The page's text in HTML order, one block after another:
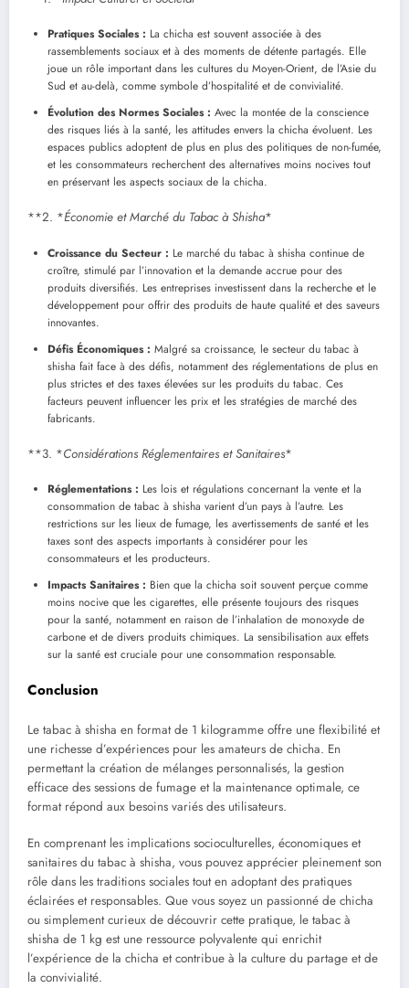
Pratiques Sociales : La chicha est souvent associée à des
rassemblements sociaux et à des moments de détente partagés. Elle
joue un rôle important dans les cultures du Moyen-Orient, de l’Asie du
Sud et au-delà, comme symbole d’hospitalité et de convivialité.
Évolution des Normes Sociales : Avec la montée de la conscience
des risques liés à la santé, les attitudes envers la chicha évoluent. Les
espaces publics adoptent de plus en plus des politiques de non-fumée,
et les consommateurs recherchent des alternatives moins nocives tout
en préservant les aspects sociaux de la chicha.
**2. *Économie et Marché du Tabac à Shisha*
Croissance du Secteur : Le marché du tabac à shisha continue de
croître, stimulé par l’innovation et la demande accrue pour des
produits diversifiés. Les entreprises investissent dans la recherche et le
développement pour offrir des produits de haute qualité et des saveurs
innovantes.
Défis Économiques : Malgré sa croissance, le secteur du tabac à
shisha fait face à des défis, notamment des réglementations de plus en
plus strictes et des taxes élevées sur les produits du tabac. Ces
facteurs peuvent influencer les prix et les stratégies de marché des
fabricants.
**3. *Considérations Réglementaires et Sanitaires*
Réglementations : Les lois et régulations concernant la vente et la
consommation de tabac à shisha varient d’un pays à l’autre. Les
restrictions sur les lieux de fumage, les avertissements de santé et les
taxes sont des aspects importants à considérer pour les
consommateurs et les producteurs.
Impacts Sanitaires : Bien que la chicha soit souvent perçue comme
moins nocive que les cigarettes, elle présente toujours des risques
pour la santé, notamment en raison de l’inhalation de monoxyde de
carbone et de divers produits chimiques. La sensibilisation aux effets
sur la santé est cruciale pour une consommation responsable.
Conclusion
Le tabac à shisha en format de 1 kilogramme offre une flexibilité et
une richesse d’expériences pour les amateurs de chicha. En
permettant la création de mélanges personnalisés, la gestion
efficace des sessions de fumage et la maintenance optimale, ce
format répond aux besoins variés des utilisateurs.
En comprenant les implications socioculturelles, économiques et
sanitaires du tabac à shisha, vous pouvez apprécier pleinement son
rôle dans les traditions sociales tout en adoptant des pratiques
éclairées et responsables. Que vous soyez un passionné de chicha
ou simplement curieux de découvrir cette pratique, le tabac à
shisha de 1 kg est une ressource polyvalente qui enrichit
l’expérience de la chicha et contribue à la culture du partage et de
la convivialité.